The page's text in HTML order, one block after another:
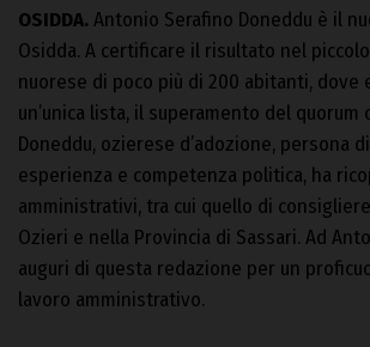
OSIDDA.Antonio Serafino Doneddu è il
Osidda. A certificare il risultato nel
nuorese di poco più di 200 abitanti, dove
un’unica lista, il superamento del quorum
Doneddu, ozierese d’adozione, persona
esperienza e competenza politica, ha
amministrativi, tra cui quello di
Ozieri e nella Provincia di Sassari. Ad
auguri di questa redazione per un
lavoro amministrativo.